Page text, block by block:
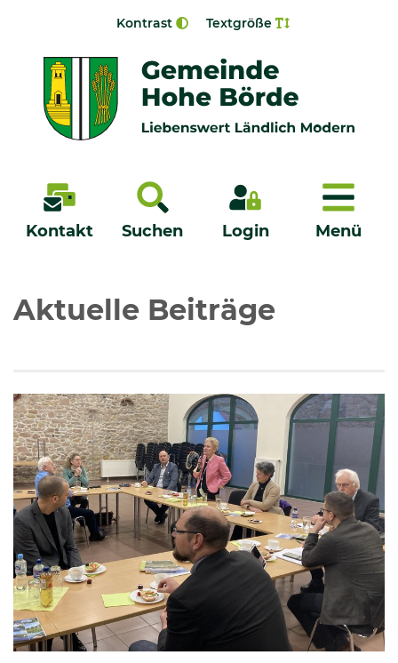
Kontrast Textgröße
Kontakt Suchen Login Menü
Menü
Neuigkeiten
Kommunalpolitik
Bildung und Soziales
Wirtschaft, Bauen, Verkehr
Tourismus, Freizeit, Dorfleben
Aktuelle Beiträge